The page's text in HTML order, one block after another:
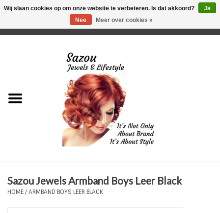
Just for Him
Plus Size Sieraden
Sazou Jewels Armband Boys Leer Black
HOME/ARMBAND BOYS LEER BLACK
Wij slaan cookies op om onze website te verbeteren. Is dat akkoord?
Ja
Nee
Meer over cookies »